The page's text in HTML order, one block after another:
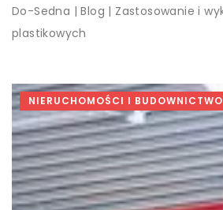
Do-Sedna |Blog | Zastosowanie i
plastikowych
NIERUCHOMOŚCI I BUDOWNICTWO